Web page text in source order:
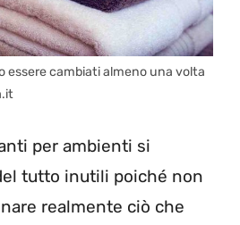
essere cambiati almeno una volta
per ambienti si
tutto inutili poiché non
realmente ciò che